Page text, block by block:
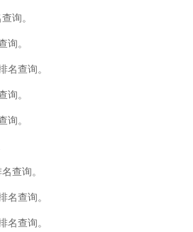
询。
。
查询。
。
。
查询。
查询。
查询。